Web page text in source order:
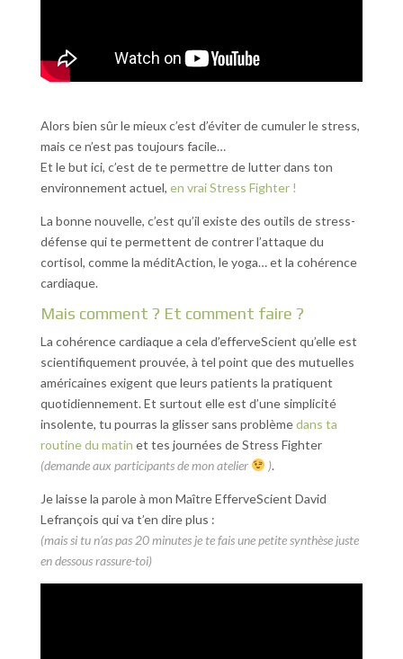
Alors bien sûr le mieux c’est d’éviter de cumuler le stress,
mais ce n’est pas toujours facile…
Et le but ici, c’est de te permettre de lutter dans ton
environnement actuel, en vrai Stress Fighter !
La bonne nouvelle, c’est qu’il existe des outils de stress-
défense qui te permettent de contrer l’attaque du
cortisol, comme la méditAction, le yoga… et la cohérence
cardiaque.
Mais comment ? Et comment faire ?
La cohérence cardiaque a cela d’efferveScient qu’elle est
scientifiquement prouvée, à tel point que des mutuelles
américaines exigent que leurs patients la pratiquent
quotidiennement. Et surtout elle est d’une simplicité
insolente, tu pourras la glisser sans problèmedans ta
routine du matin et tes journées de Stress Fighter
(demande aux participants de mon atelier
).
Je laisse la parole à mon Maître EfferveScient David
Lefrançois qui va t’en dire plus :
(mais si tu n’as pas 20 minutes je te fais une petite synthèse juste
en dessous rassure-toi)